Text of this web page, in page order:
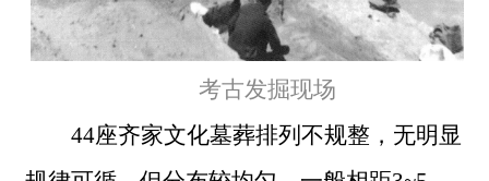
考古发掘现场
44座齐家文化墓葬排列不规整，无明显